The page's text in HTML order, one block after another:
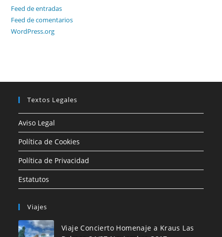
Feed de entradas
Feed de comentarios
WordPress.org
Textos Legales
Aviso Legal
Política de Cookies
Política de Privacidad
Estatutos
Viajes
Viaje Concierto Homenaje a Kraus Las